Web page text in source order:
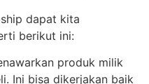
dapat kita
berikut ini:
produk milik
Ini bisa dikerjakan baik